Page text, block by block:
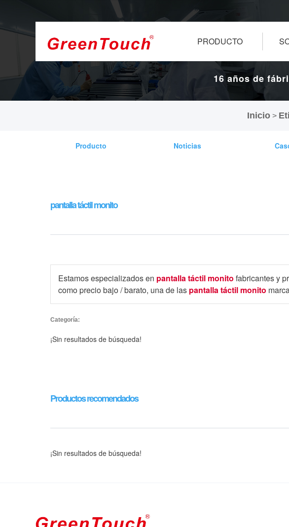
PRODUCTO
16 años de
Inicio >
Producto Noticias
pantalla táctil monito
Estamos especializados en pantalla táctil monito fabricantes y
como precio bajo / barato, una de las pantalla táctil monito
Categoría:
¡Sin resultados de búsqueda!
Productos recomendados
¡Sin resultados de búsqueda!